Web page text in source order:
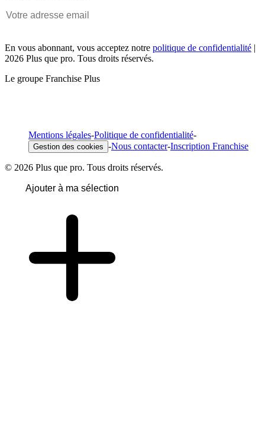
En vous abonnant, vous acceptez notre politique de confidentialité |
2026 Plus que pro. Tous droits réservés.
Le groupe Franchise Plus
Mentions légales-Politique de confidentialité-
Gestion des cookies -Nous contacter-Inscription Franchise
© 2026 Plus que pro. Tous droits réservés.
Ajouter à ma sélection